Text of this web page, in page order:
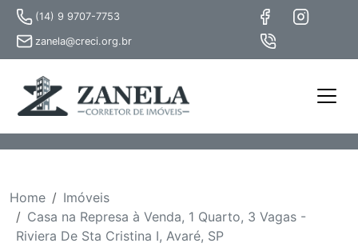
(14) 9 9707-7753
zanela@creci.org.br
Home
Imóveis
Casa na Represa à Venda, 1 Quarto, 3 Vagas -
Riviera De Sta Cristina I, Avaré, SP